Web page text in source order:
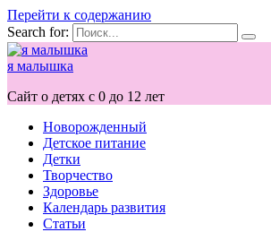
Перейти к содержанию
Search for:
я малышка
Сайт о детях с 0 до 12 лет
Новорожденный
Детское питание
Детки
Творчество
Здоровье
Календарь развития
Статьи